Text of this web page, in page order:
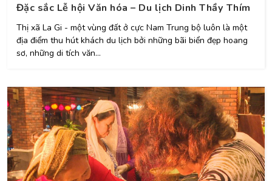
Đặc sắc Lễ hội Văn hóa – Du lịch Dinh Thầy Thím
Thị xã La Gi - một vùng đất ở cực Nam Trung bộ luôn là một
địa điểm thu hút khách du lịch bởi những bãi biển đẹp hoang
sơ, những di tích văn...